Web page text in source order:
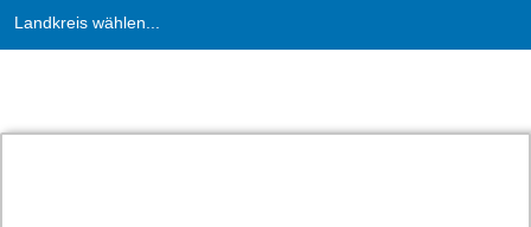
Landkreis wählen...